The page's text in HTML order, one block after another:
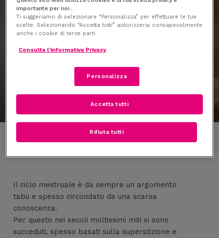
main
search
Conoscete i miti sul ciclo mestruale?
Il ciclo mestruale è da sempre un argomento
tabù e spesso circondato da una scarsa
conoscenza.
Per questo nei secoli moltissimi miti si sono
succeduti, spesso basati sulla superstizione e
importante per noi .
Ti suggeriamo di selezionare “Personalizza” per effettuare le tue
scelte. Selezionando “Accetta tutti” autorizzerai consapevolmente
anche i cookie di terze parti.
Consulta l’informativa Privacy
Personalizza
Rifiuta tutti
Accetta tutti